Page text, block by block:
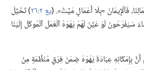
فَٱلْإِيمَانُ «بِلَا أَعْمَالٍ مَيِّتٌ».‏ (‏يع ٢:‏٢٦
‏)‏ تَخَيَّلْ
سَيَفْرَحُونَ لَوْ عَيَّنَ لَهُمْ يَهْوَهُ ٱلْعَمَلَ ٱلْمُوكَلَ إِلَيْنَا
أَنَّ بِإِمْكَانِهِ عِبَادَةَ يَهْوَهَ ضِمْنَ فِرَقٍ مُنَظَّمَةٍ مِنَ